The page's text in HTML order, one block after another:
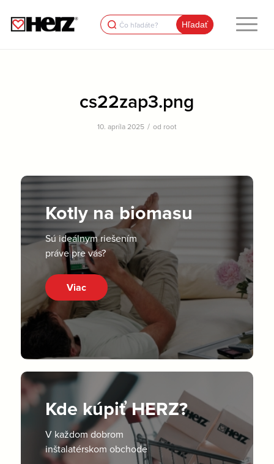
Search
for:
cs22zap3.png
10. apríla 2025 / od root
Kotly na biomasu
Sú ideálnym riešením
práve pre vás?
Viac
Kde kúpiť HERZ?
V každom dobrom
inštalatérskom obchode